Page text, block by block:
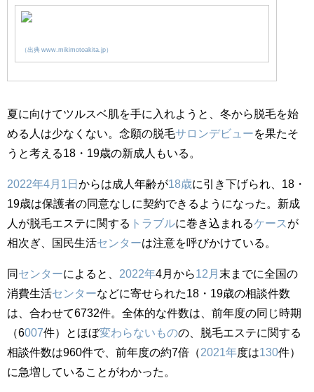
（出典 www.mikimotoakita.jp）
夏に向けてツルスベ肌を手に入れようと、冬から脱毛を始
める人は少なくない。念願の脱毛サロンデビューを果たそ
うと考える18・19歳の新成人もいる。
2022年4月1日 からは成人年齢が18歳に引き下げられ、18・
19歳は保護者の同意なしに契約できるようになった。新成
人が脱毛エステに関する トラブルに巻き込まれるケース が
相次ぎ、国民生活センターは注意を呼びかけている。
同 センターによると、 2022年4月から12月 末までに全国の
消費生活センターなどに寄せられた18・19歳の相談件数
は、合わせて6732件。全体的な件数は、前年度の同じ時期
（6007件）とほぼ変わらないものの、脱毛エステに関する
相談件数は960件で、前年度の約7倍（2021年度は130件）
に急増していることがわかった。